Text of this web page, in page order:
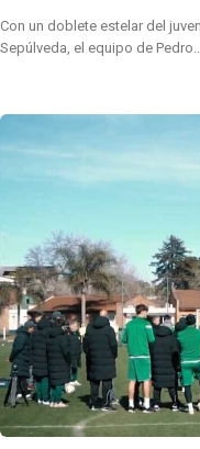
Con un doblete estelar del
Sepúlveda, el equipo de